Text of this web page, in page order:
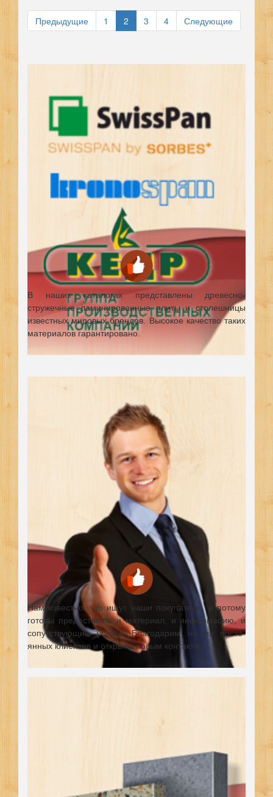
Предыдущие 1 2 3 4 Следующие
В наших каталогах представлены древесно-
стружечные ламинированные плиты и столешницы
известных мировых брендов. Высокое качество таких
материалов гарантировано.
Нам известно, что ищут наши покупатели, а потому
готовы предоставить и материал, и информацию, и
сопутствующие услуги. Благодарим наших посто-
янных клиентов и открыты новым контактам.